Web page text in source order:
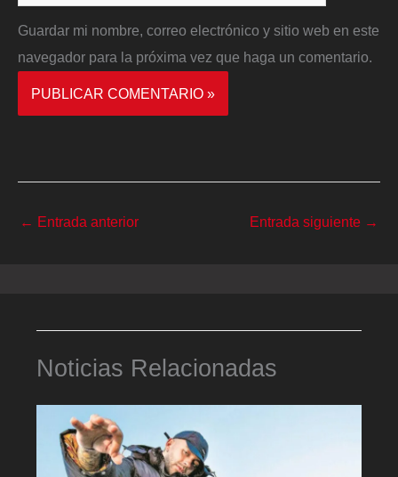
Guardar mi nombre, correo electrónico y sitio web en este
navegador para la próxima vez que haga un comentario.
← Entrada anterior Entrada siguiente →
Noticias Relacionadas